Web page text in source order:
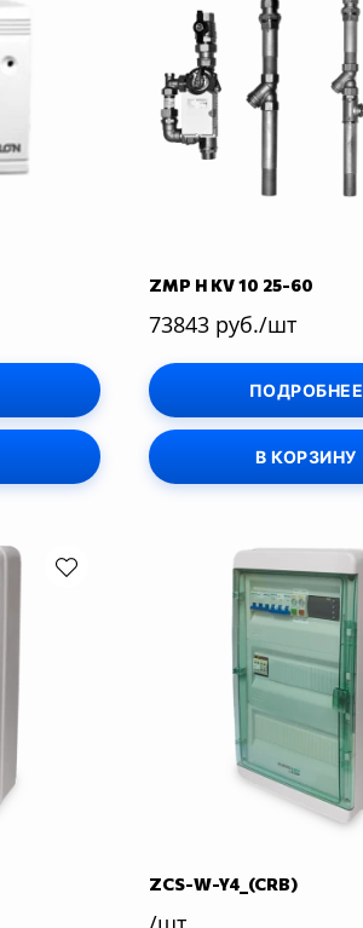
ZMP H KV 10 25-60
73843 руб./шт
ПОДРОБНЕЕ
В КОРЗИНУ
ZCS-W-Y4_(CRB)